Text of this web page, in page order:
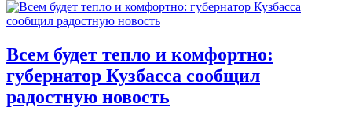
Всем будет тепло и комфортно:
губернатор Кузбасса сообщил
радостную новость